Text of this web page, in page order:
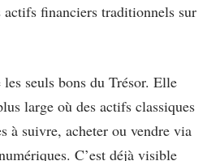
actifs financiers traditionnels sur
seuls bons du Trésor. Elle
large où des actifs classiques
à suivre, acheter ou vendre via
C’est déjà visible